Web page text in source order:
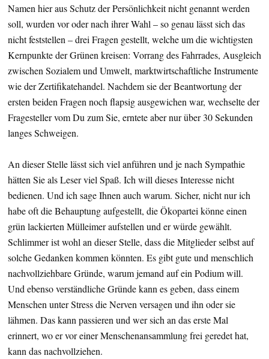
Namen hier aus Schutz der Persönlichkeit nicht genannt werden
soll, wurden vor oder nach ihrer Wahl – so genau lässt sich das
nicht feststellen – drei Fragen gestellt, welche um die wichtigsten
Kernpunkte der Grünen kreisen: Vorrang des Fahrrades, Ausgleich
zwischen Sozialem und Umwelt, marktwirtschaftliche Instrumente
wie der Zertifikatehandel. Nachdem sie der Beantwortung der
ersten beiden Fragen noch flapsig ausgewichen war, wechselte der
Fragesteller vom Du zum Sie, erntete aber nur über 30 Sekunden
langes Schweigen.
An dieser Stelle lässt sich viel anführen und je nach Sympathie
hätten Sie als Leser viel Spaß. Ich will dieses Interesse nicht
bedienen. Und ich sage Ihnen auch warum. Sicher, nicht nur ich
habe oft die Behauptung aufgestellt, die Ökopartei könne einen
grün lackierten Mülleimer aufstellen und er würde gewählt.
Schlimmer ist wohl an dieser Stelle, dass die Mitglieder selbst auf
solche Gedanken kommen könnten. Es gibt gute und menschlich
nachvollziehbare Gründe, warum jemand auf ein Podium will.
Und ebenso verständliche Gründe kann es geben, dass einem
Menschen unter Stress die Nerven versagen und ihn oder sie
lähmen. Das kann passieren und wer sich an das erste Mal
erinnert, wo er vor einer Menschenansammlung frei geredet hat,
kann das nachvollziehen.